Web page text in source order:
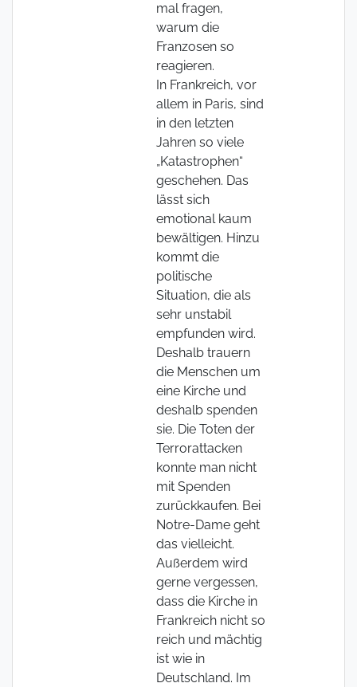
mal fragen,
warum die
Franzosen so
reagieren.
In Frankreich, vor
allem in Paris, sind
in den letzten
Jahren so viele
„Katastrophen“
geschehen. Das
lässt sich
emotional kaum
bewältigen. Hinzu
kommt die
politische
Situation, die als
sehr unstabil
empfunden wird.
Deshalb trauern
die Menschen um
eine Kirche und
deshalb spenden
sie. Die Toten der
Terrorattacken
konnte man nicht
mit Spenden
zurückkaufen. Bei
Notre-Dame geht
das vielleicht.
Außerdem wird
gerne vergessen,
dass die Kirche in
Frankreich nicht so
reich und mächtig
ist wie in
Deutschland. Im